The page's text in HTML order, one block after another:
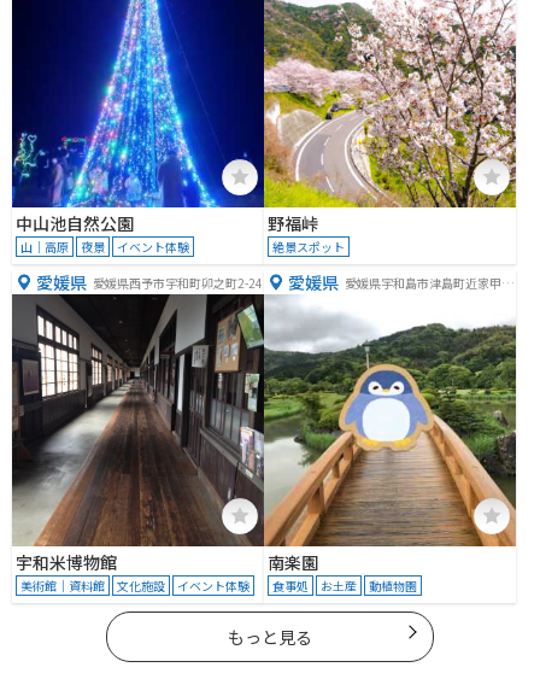
中山池自然公園
山｜高原 夜景 イベント体験
野福峠
絶景スポット
愛媛県 愛媛県西予市宇和町卯之町2-24
宇和米博物館
美術館｜資料館 文化施設 イベント体験
愛媛県 愛媛県宇和島市津島町近家甲１
南楽園
食事処 お土産 動植物園
もっと見る